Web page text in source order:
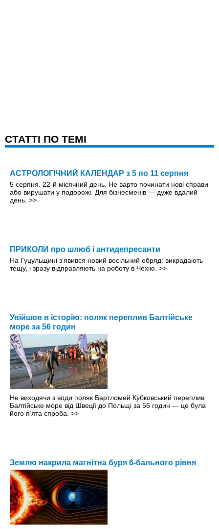
CТАТТІ ПО ТЕМІ
АСТРОЛОГІЧНИЙ КАЛЕНДАР з 5 по 11 серпня
5 серпня. 22-й місячний день. Не варто починати нові справи
або вирушати у подорожі. Для бізнесменів — дуже вдалий
день. >>
ПРИКОЛИ про шлюб і антидепресанти
На Гуцульщині з’явився новий весільний обряд: викрадають
тещу, і зразу відправляють на роботу в Чехію. >>
Увійшов в історію: поляк переплив Балтійське
море за 56 годин
Не виходячи з води поляк Бартломей Кубковський переплив
Балтійське море від Швеції до Польщі за 56 годин — це була
його пʼята спроба. >>
Землю накрила магнітна буря 6-бального рівня